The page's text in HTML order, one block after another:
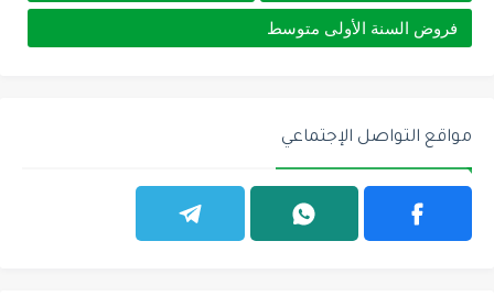
فروض السنة الأولى متوسط
مواقع التواصل الإجتماعي